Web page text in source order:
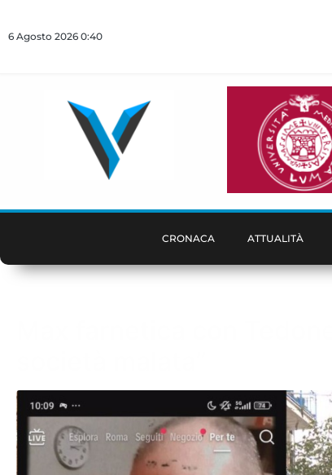
6 Agosto 2026 0:40
CRONACA ATTUALITÀ